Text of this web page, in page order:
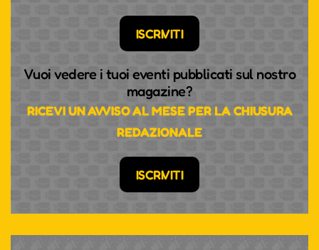
ISCRIVITI
Vuoi vedere i tuoi eventi pubblicati sul nostro
magazine?
RICEVI UN AVVISO AL MESE PER LA CHIUSURA
REDAZIONALE
ISCRIVITI